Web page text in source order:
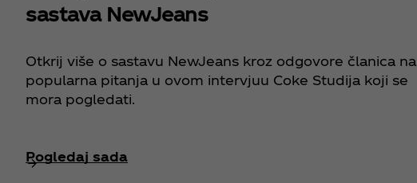
sastava NewJeans
Otkrij više o sastavu NewJeans kroz odgovore članica na
popularna pitanja u ovom intervjuu Coke Studija koji se
mora pogledati.
Pogledaj sada